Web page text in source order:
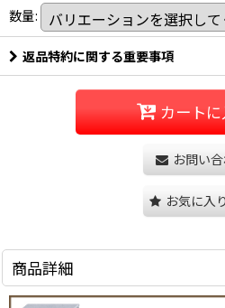
数量:
返品特約に関する重要事項
カート
お問い
お気に入
商品詳細